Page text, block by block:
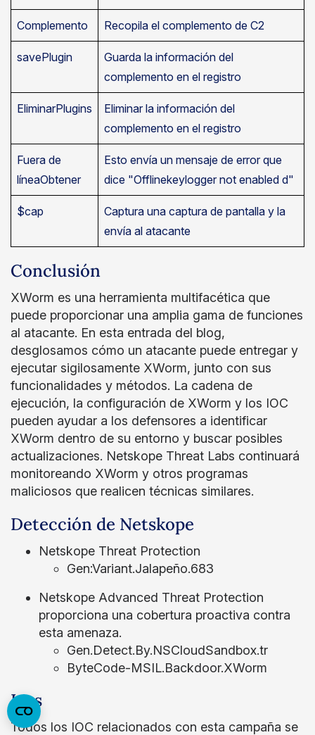
Complemento Recopila el complemento de C2
savePlugin
Guarda la información del
complemento en el registro
EliminarPlugins
Eliminar la información del
complemento en el registro
Fuera de
líneaObtener
Esto envía un mensaje de error que
dice "Offlinekeylogger not enabled d"
$cap
Captura una captura de pantalla y la
envía al atacante
Conclusión
XWorm es una herramienta multifacética que
puede proporcionar una amplia gama de funciones
al atacante. En esta entrada del blog,
desglosamos cómo un atacante puede entregar y
ejecutar sigilosamente XWorm, junto con sus
funcionalidades y métodos. La cadena de
ejecución, la configuración de XWorm y los IOC
pueden ayudar a los defensores a identificar
XWorm dentro de su entorno y buscar posibles
actualizaciones. Netskope Threat Labs continuará
monitoreando XWorm y otros programas
maliciosos que realicen técnicas similares.
Detección de Netskope
Netskope Threat Protection
Gen:Variant.Jalapeño.683
Netskope Advanced Threat Protection
proporciona una cobertura proactiva contra
esta amenaza.
Gen.Detect.By.NSCloudSandbox.tr
ByteCode-MSIL.Backdoor.XWorm
Iocs
Todos los IOC relacionados con esta campaña se